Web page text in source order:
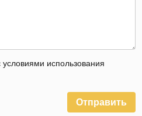
использования
Отправить